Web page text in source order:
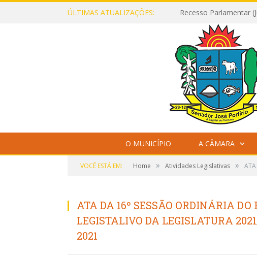
ÚLTIMAS ATUALIZAÇÕES: Recesso Parlamentar
O MUNICÍPIO A CÂMARA
VOCÊ ESTÁ EM: Home » Atividades Legislativas » ATA
ATA DA 16º SESSÃO ORDINÁRIA DO
LEGISTALIVO DA LEGISLATURA
2021